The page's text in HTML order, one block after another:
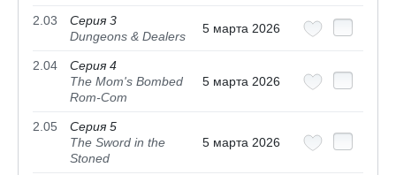
2.03
Серия 3
Dungeons & Dealers
5 марта 2026
2.04
Серия 4
The Mom's Bombed
Rom-Com
5 марта 2026
2.05
Серия 5
The Sword in the
Stoned
5 марта 2026